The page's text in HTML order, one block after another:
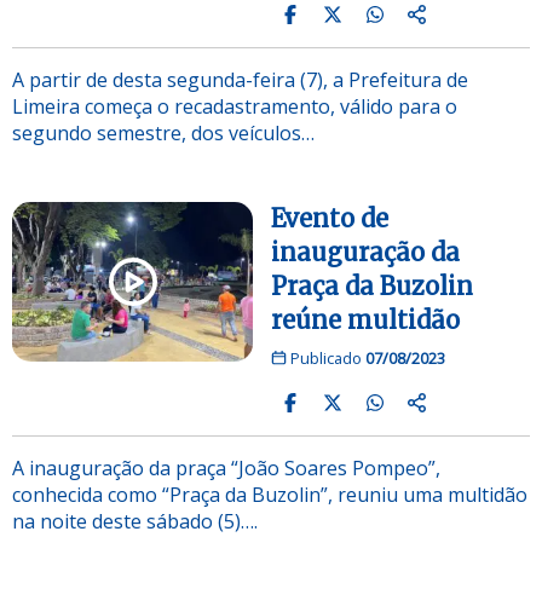
A partir de desta segunda-feira (7), a Prefeitura de
Limeira começa o recadastramento, válido para o
segundo semestre, dos veículos…
Evento de
inauguração da
Praça da Buzolin
reúne multidão
Publicado 07/08/2023
A inauguração da praça “João Soares Pompeo”,
conhecida como “Praça da Buzolin”, reuniu uma multidão
na noite deste sábado (5)….